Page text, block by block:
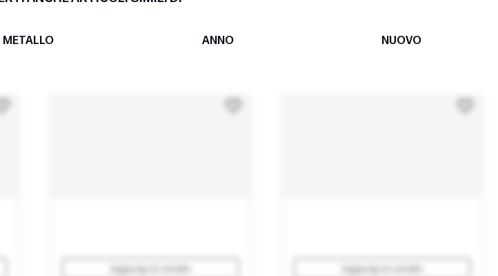
METALLO ANNO NUOVO
Aggiungi al carrello Aggiungi al carrello